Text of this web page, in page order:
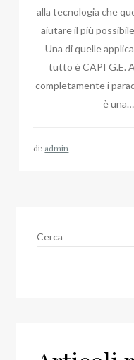
alla tecnologia che
aiutare il più
Una di quelle
tutto è CAPI G.E.
completamente i
è una…
di: admin
Cerca